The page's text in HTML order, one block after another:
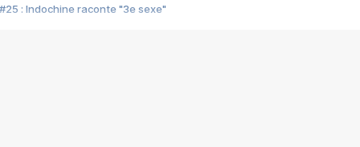
#25 : Indochine raconte "3e sexe"